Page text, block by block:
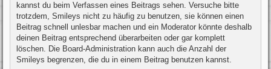
kannst du beim Verfassen eines Beitrags sehen. Versuche bitte
trotzdem, Smileys nicht zu häufig zu benutzen, sie können einen
Beitrag schnell unlesbar machen und ein Moderator könnte deshalb
deinen Beitrag entsprechend überarbeiten oder gar komplett
löschen. Die Board-Administration kann auch die Anzahl der
Smileys begrenzen, die du in einem Beitrag benutzen kannst.